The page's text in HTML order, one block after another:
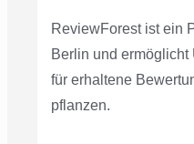
ReviewForest ist ein
Berlin und ermöglicht
für erhaltene
pflanzen.